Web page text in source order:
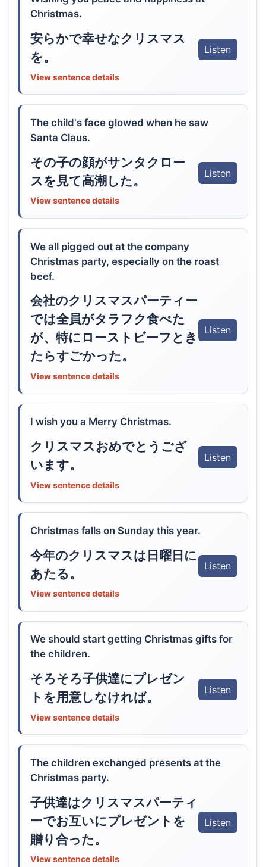
Christmas.
安らかで幸せなクリスマス
を。
Listen
View sentence details
The child's face glowed when he saw
Santa Claus.
その子の顔がサンタクロー
スを見て高潮した。
Listen
View sentence details
We all pigged out at the company
Christmas party, especially on the roast
beef.
会社のクリスマスパーティー
では全員がタラフク食べた
が、特にローストビーフとき
たらすごかった。
Listen
View sentence details
I wish you a Merry Christmas.
クリスマスおめでとうござ
います。
Listen
View sentence details
Christmas falls on Sunday this year.
今年のクリスマスは日曜日に
あたる。
Listen
View sentence details
We should start getting Christmas gifts for
the children.
そろそろ子供達にプレゼン
トを用意しなければ。
Listen
View sentence details
The children exchanged presents at the
Christmas party.
子供達はクリスマスパーティ
ーでお互いにプレゼントを
贈り合った。
Listen
View sentence details